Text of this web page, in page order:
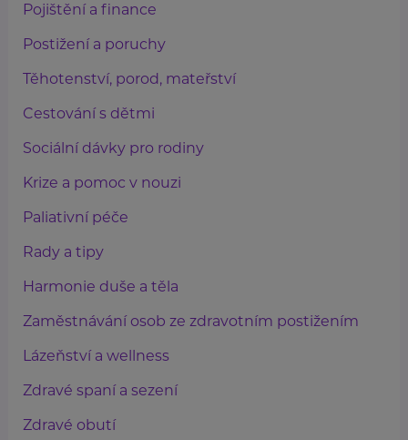
Pojištění a finance
Postižení a poruchy
Těhotenství, porod, mateřství
Cestování s dětmi
Sociální dávky pro rodiny
Krize a pomoc v nouzi
Paliativní péče
Rady a tipy
Harmonie duše a těla
Zaměstnávání osob ze zdravotním postižením
Lázeňství a wellness
Zdravé spaní a sezení
Zdravé obutí